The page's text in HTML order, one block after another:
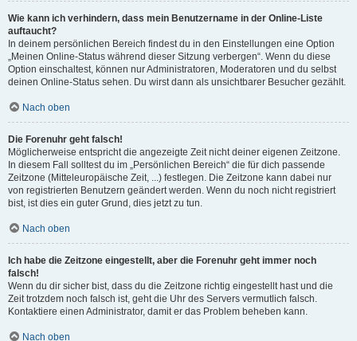
Wie kann ich verhindern, dass mein Benutzername in der Online-Liste
auftaucht?
In deinem persönlichen Bereich findest du in den Einstellungen eine Option
„Meinen Online-Status während dieser Sitzung verbergen“. Wenn du diese
Option einschaltest, können nur Administratoren, Moderatoren und du selbst
deinen Online-Status sehen. Du wirst dann als unsichtbarer Besucher gezählt.
Nach oben
Die Forenuhr geht falsch!
Möglicherweise entspricht die angezeigte Zeit nicht deiner eigenen Zeitzone.
In diesem Fall solltest du im „Persönlichen Bereich“ die für dich passende
Zeitzone (Mitteleuropäische Zeit, ...) festlegen. Die Zeitzone kann dabei nur
von registrierten Benutzern geändert werden. Wenn du noch nicht registriert
bist, ist dies ein guter Grund, dies jetzt zu tun.
Nach oben
Ich habe die Zeitzone eingestellt, aber die Forenuhr geht immer noch
falsch!
Wenn du dir sicher bist, dass du die Zeitzone richtig eingestellt hast und die
Zeit trotzdem noch falsch ist, geht die Uhr des Servers vermutlich falsch.
Kontaktiere einen Administrator, damit er das Problem beheben kann.
Nach oben